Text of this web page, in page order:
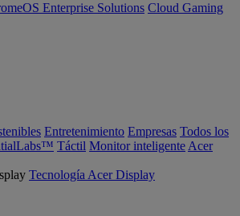
Enterprise Solutions Cloud Gaming
Entretenimiento Empresas Todos los
Táctil Monitor inteligente Acer
Tecnología Acer Display